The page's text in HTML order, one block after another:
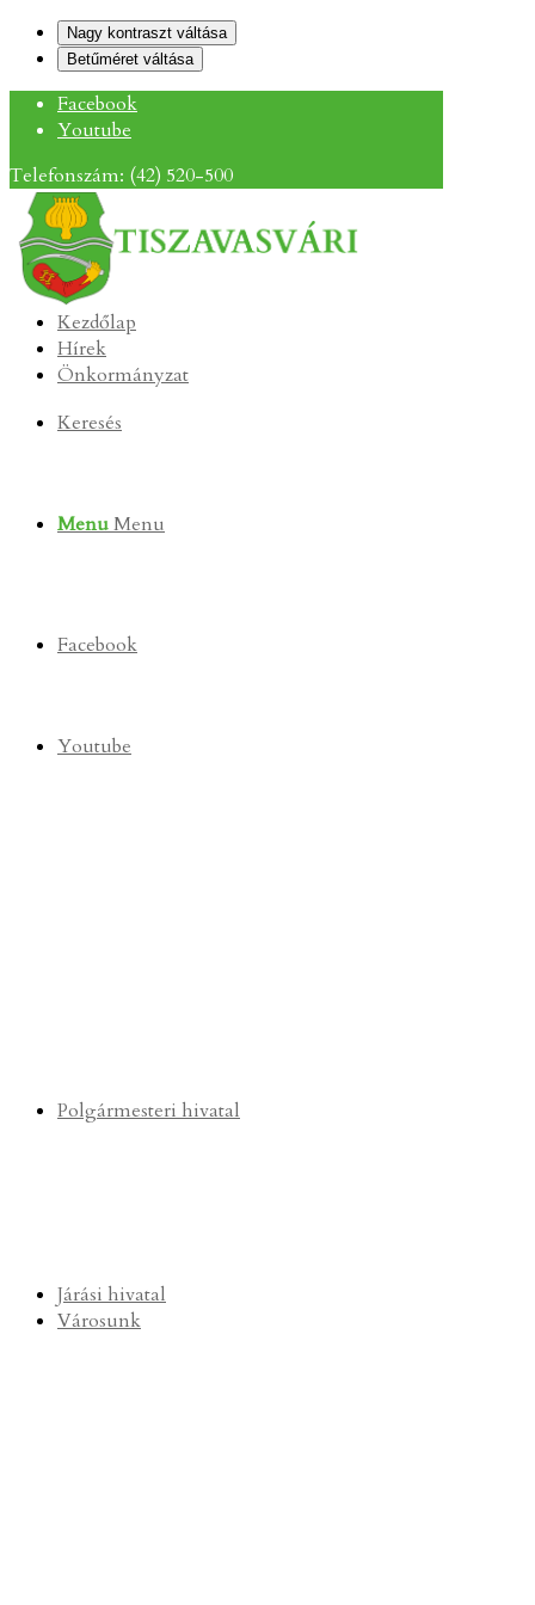
Nagy kontraszt váltása
Betűméret váltása
Facebook
Youtube
Telefonszám: (42) 520-500
Keresés
MenuMenu
Facebook
Youtube
Kezdőlap
Hírek
Önkormányzat
Polgármesteri hivatal
Járási hivatal
Városunk